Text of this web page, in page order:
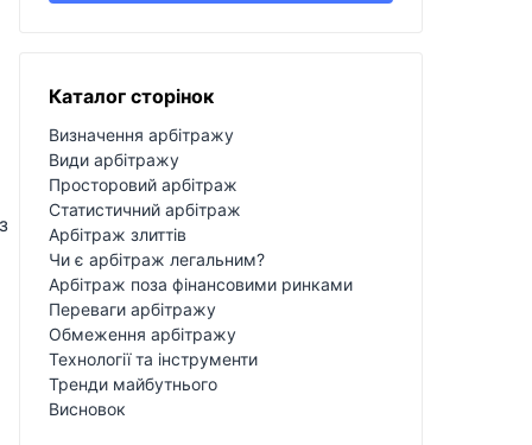
Каталог сторінок
Визначення арбітражу
Види арбітражу
Просторовий арбітраж
Статистичний арбітраж
Арбітраж злиттів
Чи є арбітраж легальним?
Арбітраж поза фінансовими ринками
Переваги арбітражу
Обмеження арбітражу
Технології та інструменти
Тренди майбутнього
Висновок